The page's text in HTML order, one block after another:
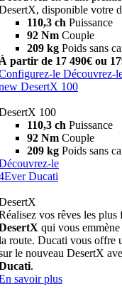
disponible votre
110,3 ch Puissance
92 Nm Couple
209 kg Poids sans
À partir de 17 490€ ou
le Découvrez-
DesertX 100
100
110,3 ch Puissance
92 Nm Couple
209 kg Poids sans
le
Ducati
vos rêves les plus
qui vous
route. Ducati vous offre
le nouveau DesertX
.
savoir plus